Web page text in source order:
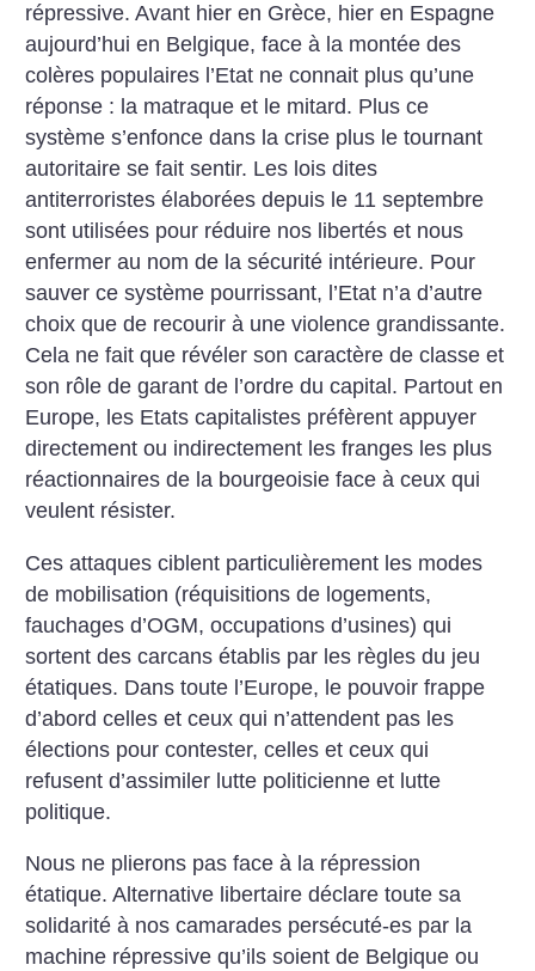
répressive. Avant hier en Grèce, hier en Espagne
aujourd’hui en Belgique, face à la montée des
colères populaires l’Etat ne connait plus qu’une
réponse : la matraque et le mitard. Plus ce
système s’enfonce dans la crise plus le tournant
autoritaire se fait sentir. Les lois dites
antiterroristes élaborées depuis le 11 septembre
sont utilisées pour réduire nos libertés et nous
enfermer au nom de la sécurité intérieure. Pour
sauver ce système pourrissant, l’Etat n’a d’autre
choix que de recourir à une violence grandissante.
Cela ne fait que révéler son caractère de classe et
son rôle de garant de l’ordre du capital. Partout en
Europe, les Etats capitalistes préfèrent appuyer
directement ou indirectement les franges les plus
réactionnaires de la bourgeoisie face à ceux qui
veulent résister.
Ces attaques ciblent particulièrement les modes
de mobilisation (réquisitions de logements,
fauchages d’OGM, occupations d’usines) qui
sortent des carcans établis par les règles du jeu
étatiques. Dans toute l’Europe, le pouvoir frappe
d’abord celles et ceux qui n’attendent pas les
élections pour contester, celles et ceux qui
refusent d’assimiler lutte politicienne et lutte
politique.
Nous ne plierons pas face à la répression
étatique. Alternative libertaire déclare toute sa
solidarité à nos camarades persécuté-es par la
machine répressive qu’ils soient de Belgique ou